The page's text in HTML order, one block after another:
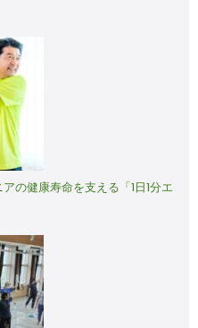
の健康寿命を支える「1日1分エ